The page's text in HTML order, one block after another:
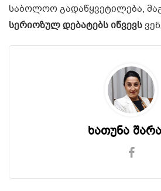
საბოლოო გადაწყვეტილება,
სერიოზულ დებატებს იწვევს
ხათუნა